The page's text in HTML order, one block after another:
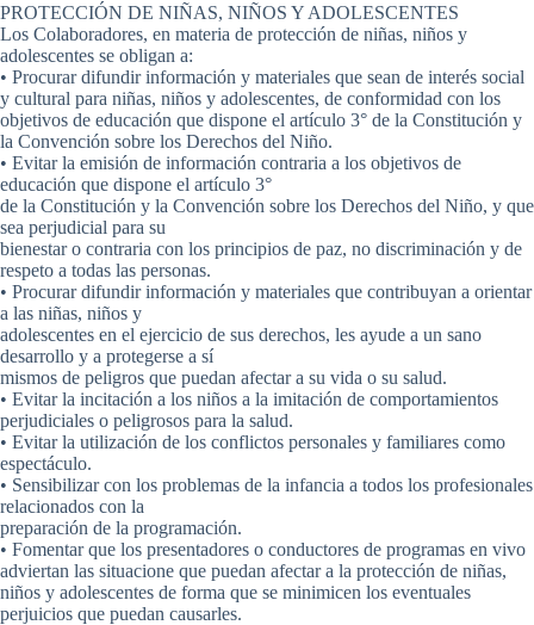
PROTECCIÓN DE NIÑAS, NIÑOS Y ADOLESCENTES
Los Colaboradores, en materia de protección de niñas, niños y
adolescentes se obligan a:
• Procurar difundir información y materiales que sean de interés social
y cultural para niñas, niños y adolescentes, de conformidad con los
objetivos de educación que dispone el artículo 3° de la Constitución y
la Convención sobre los Derechos del Niño.
• Evitar la emisión de información contraria a los objetivos de
educación que dispone el artículo 3°
de la Constitución y la Convención sobre los Derechos del Niño, y que
sea perjudicial para su
bienestar o contraria con los principios de paz, no discriminación y de
respeto a todas las personas.
• Procurar difundir información y materiales que contribuyan a orientar
a las niñas, niños y
adolescentes en el ejercicio de sus derechos, les ayude a un sano
desarrollo y a protegerse a sí
mismos de peligros que puedan afectar a su vida o su salud.
• Evitar la incitación a los niños a la imitación de comportamientos
perjudiciales o peligrosos para la salud.
• Evitar la utilización de los conflictos personales y familiares como
espectáculo.
• Sensibilizar con los problemas de la infancia a todos los profesionales
relacionados con la
preparación de la programación.
• Fomentar que los presentadores o conductores de programas en vivo
adviertan las situacione que puedan afectar a la protección de niñas,
niños y adolescentes de forma que se minimicen los eventuales
perjuicios que puedan causarles.